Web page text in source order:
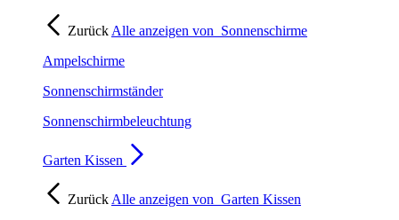
Zurück Alle anzeigen von Sonnenschirme
Ampelschirme
Sonnenschirmständer
Sonnenschirmbeleuchtung
Garten Kissen
Zurück Alle anzeigen von Garten Kissen